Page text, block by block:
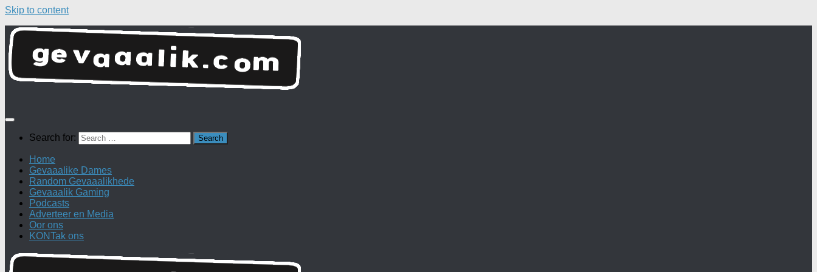
Skip to content
Search for:
Home
Gevaaalike Dames
Random Gevaaalikhede
Gevaaalik Gaming
Podcasts
Adverteer en Media
Oor ons
KONTak ons